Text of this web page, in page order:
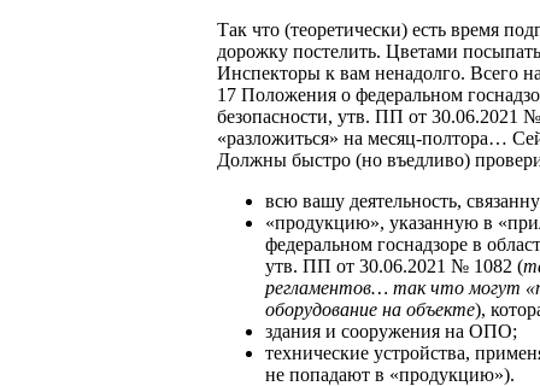
Так что (теоретически) есть время
дорожку постелить. Цветами
Инспекторы к вам ненадолго. Всего
17 Положения о федеральном
безопасности, утв. ПП от 30.06.2021
«разложиться» на месяц-полтора…
Должны быстро (но въедливо)
всю вашу деятельность,
«продукцию», указанную в
федеральном госнадзоре в
утв. ПП от 30.06.2021 № 1082 (
регламентов… так что могут
оборудование на объекте),
здания и сооружения на ОПО;
технические устройства,
не попадают в «продукцию»).